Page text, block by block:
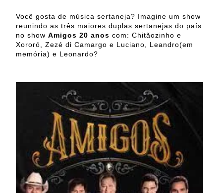
Você gosta de música sertaneja? Imagine um show
reunindo as três maiores duplas sertanejas do país
no show Amigos 20 anos com: Chitãozinho e
Xororó, Zezé di Camargo e Luciano, Leandro(em
memória) e Leonardo?